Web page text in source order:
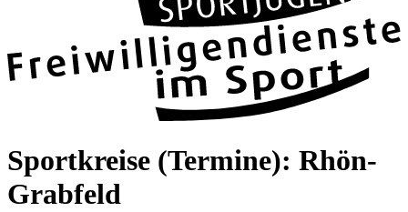
Sportkreise (Termine): Rhön-
Grabfeld